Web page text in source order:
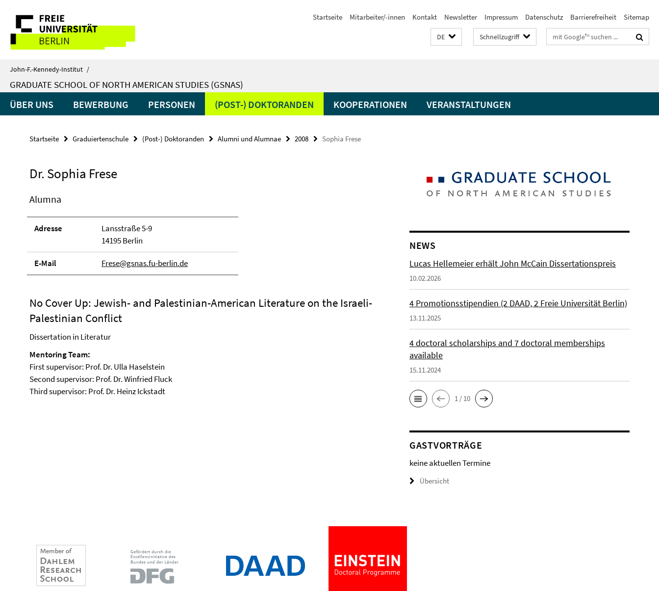
direkt
Inhalt
Service-
Navigation
Startseite Mitarbeiter/-innen Kontakt Newsletter Impressum Datenschutz Barrierefreiheit Sitemap
DE Schnellzugriff Suchbegriffe
John-F.-Kennedy-Institut /
GRADUATE SCHOOL OF NORTH AMERICAN STUDIES (GSNAS)
ÜBER UNS BEWERBUNG PERSONEN (POST-) DOKTORANDEN KOOPERATIONEN VERANSTALTUNGEN
Startseite Graduiertenschule (Post-) Doktoranden Alumni und Alumnae 2008 Sophia Frese
Dr. Sophia Frese
Alumna
Adresse
Lansstraße 5-9
14195 Berlin
E-Mail Frese@gsnas.fu-berlin.de
No Cover Up: Jewish- and Palestinian-American Literature on the Israeli-
Palestinian Conflict
Dissertation in Literatur
Mentoring Team:
First supervisor: Prof. Dr. Ulla Haselstein
Second supervisor: Prof. Dr. Winfried Fluck
Third supervisor: Prof. Dr. Heinz Ickstadt
NEWS
Lucas Hellemeier erhält John McCain Dissertationspreis
10.02.2026
4 Promotionsstipendien (2 DAAD, 2 Freie Universität Berlin)
13.11.2025
4 doctoral scholarships and 7 doctoral memberships
available
15.11.2024
1 / 10
GASTVORTRÄGE
keine aktuellen Termine
Übersicht